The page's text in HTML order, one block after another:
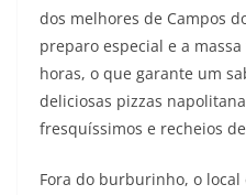
dos melhores de Campos
preparo especial e a
horas, o que garante um
deliciosas pizzas
fresquíssimos e recheios
Fora do burburinho, o